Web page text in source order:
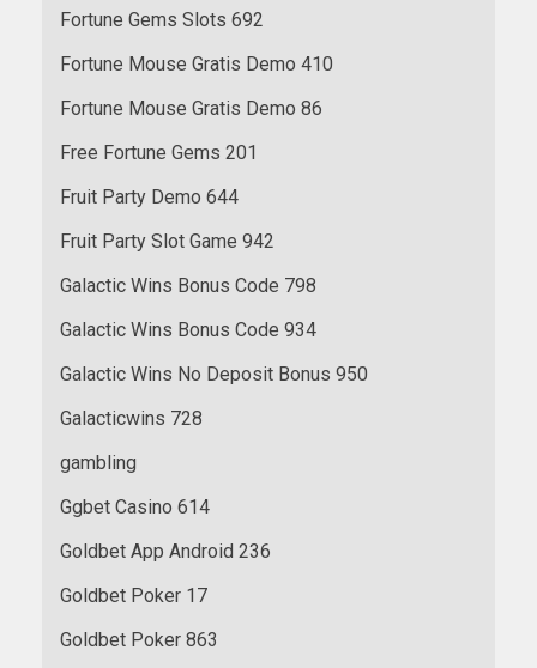
Fortune Gems Slots 692
Fortune Mouse Gratis Demo 410
Fortune Mouse Gratis Demo 86
Free Fortune Gems 201
Fruit Party Demo 644
Fruit Party Slot Game 942
Galactic Wins Bonus Code 798
Galactic Wins Bonus Code 934
Galactic Wins No Deposit Bonus 950
Galacticwins 728
gambling
Ggbet Casino 614
Goldbet App Android 236
Goldbet Poker 17
Goldbet Poker 863